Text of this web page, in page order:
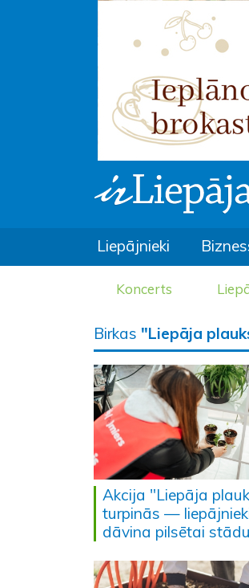
Liepājnieki
Koncerts
Birkas "Liepāja
Akcija "Liepāja
turpinās —
dāvina pilsētai